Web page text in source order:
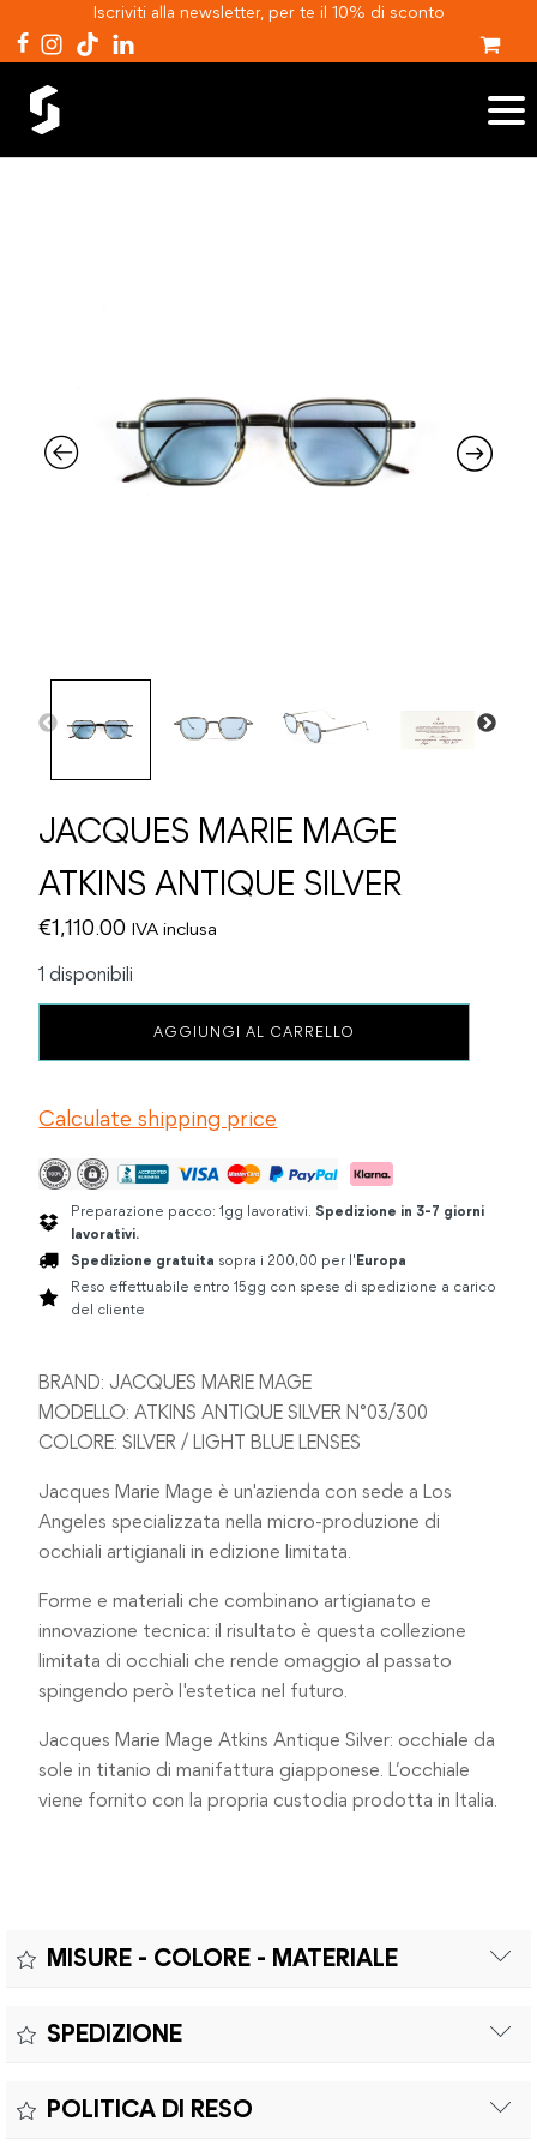
Iscriviti alla newsletter, per te il 10% di sconto
JACQUES MARIE MAGE
ATKINS ANTIQUE SILVER
€1,110.00 IVA inclusa
1 disponibili
ANTIQUE
quantità
AGGIUNGI AL CARRELLO
Calculate shipping price
Preparazione pacco: 1gg lavorativi. Spedizione in 3-7 giorni
lavorativi.
Spedizione gratuita sopra i 200,00 per l'Europa
Reso effettuabile entro 15gg con spese di spedizione a carico
del cliente
BRAND: JACQUES MARIE MAGE
MODELLO: ATKINS ANTIQUE SILVER N°03/300
COLORE: SILVER / LIGHT BLUE LENSES
Jacques Marie Mage è un'azienda con sede a Los
Angeles specializzata nella micro-produzione di
occhiali artigianali in edizione limitata.
Forme e materiali che combinano artigianato e
innovazione tecnica: il risultato è questa collezione
limitata di occhiali che rende omaggio al passato
spingendo però l'estetica nel futuro.
Jacques Marie Mage Atkins Antique Silver: occhiale da
sole in titanio di manifattura giapponese. L’occhiale
viene fornito con la propria custodia prodotta in Italia.
MISURE - COLORE - MATERIALE
152mm
SPEDIZIONE
conforme alle direttive vigenti. La garanzia copre eventuali
POLITICA DI RESO